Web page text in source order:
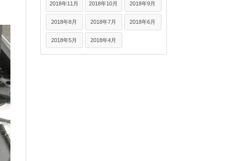
2018年11月 2018年10月 2018年9月
2018年8月 2018年7月 2018年6月
2018年5月 2018年4月